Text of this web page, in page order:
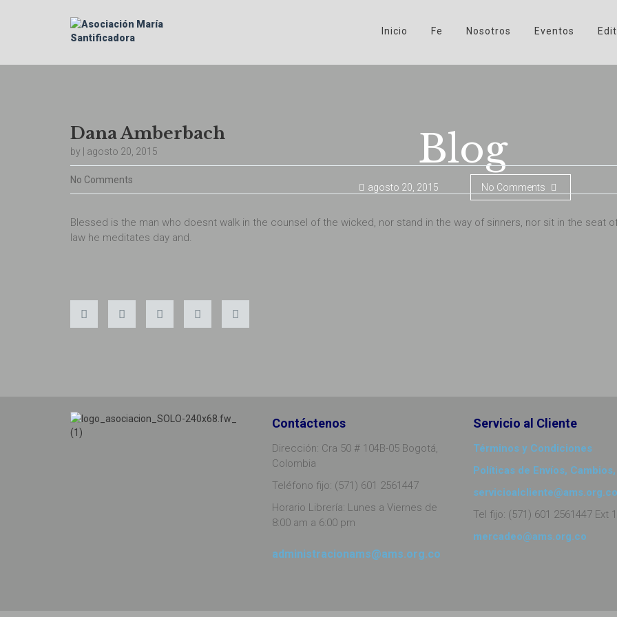
Inicio Fe Nosotros Eventos
Blog
agosto 20, 2015 No Comments
Dana Amberbach
by | agosto 20, 2015
No Comments
Blessed is the man who doesnt walk in the counsel of the wicked, nor stand in the way of sinners, nor sit in the seat
law he meditates day and.
Contáctenos
Dirección: Cra 50 # 104B-05 Bogotá,
Colombia
Teléfono fijo: (571) 601 2561447
Horario Librería: Lunes a Viernes de
8:00 am a 6:00 pm
administracionams@ams.org.co
Servicio al Cliente
Términos y Condiciones
Políticas de Envíos, Cambios,
servicioalcliente@ams.org.co
Tel fijo: (571) 601 2561447 Ext
mercadeo@ams.org.co